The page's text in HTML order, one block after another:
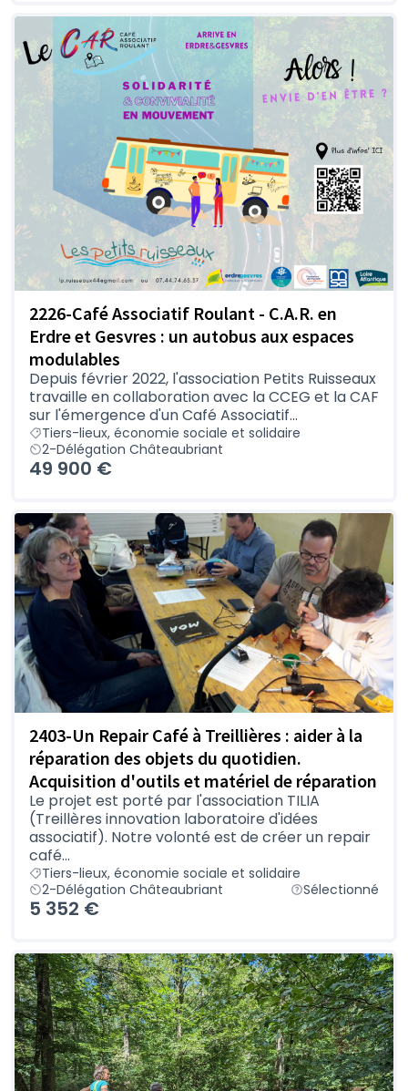
2226-Café Associatif Roulant - C.A.R. en
Erdre et Gesvres : un autobus aux espaces
modulables
Depuis février 2022, l'association Petits Ruisseaux
travaille en collaboration avec la CCEG et la CAF
sur l'émergence d'un Café Associatif...
Tiers-lieux, économie sociale et solidaire
2-Délégation Châteaubriant
49 900 €
2403-Un Repair Café à Treillières : aider à la
réparation des objets du quotidien.
Acquisition d'outils et matériel de réparation
Le projet est porté par l'association TILIA
(Treillères innovation laboratoire d'idées
associatif). Notre volonté est de créer un repair
café...
Tiers-lieux, économie sociale et solidaire
2-Délégation Châteaubriant
Sélectionné
5 352 €